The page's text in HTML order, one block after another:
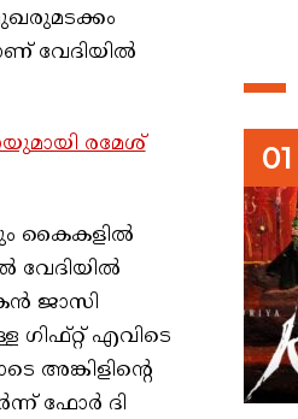
വേദിയിൽ
രമേശ്
കൈകളിൽ
വേദിയിൽ
ജാസി
എവിടെ
അങ്കിളിന്റെ
ഫോർ ദി